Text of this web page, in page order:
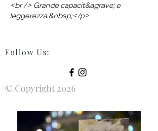
<br /> Grande capacit&agrave; e
leggerezza.&nbsp;</p>
Follow Us:
© Copyright 2026